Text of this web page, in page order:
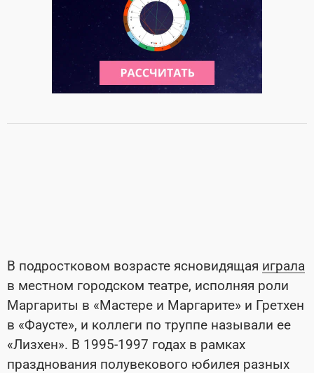
В подростковом возрасте ясновидящая играла
в местном городском театре, исполняя роли
Маргариты в «Мастере и Маргарите» и Гретхен
в «Фаусте», и коллеги по труппе называли ее
«Лизхен». В 1995-1997 годах в рамках
празднования полувекового юбилея разных